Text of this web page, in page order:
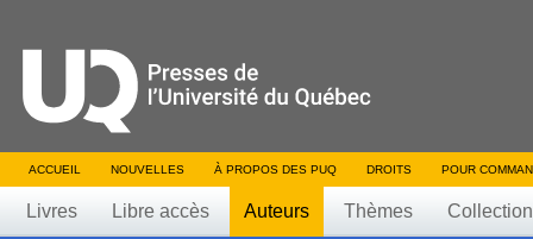
ACCUEIL NOUVELLES À PROPOS DES PUQ DROITS POUR
Livres Libre accès Auteurs Thèmes